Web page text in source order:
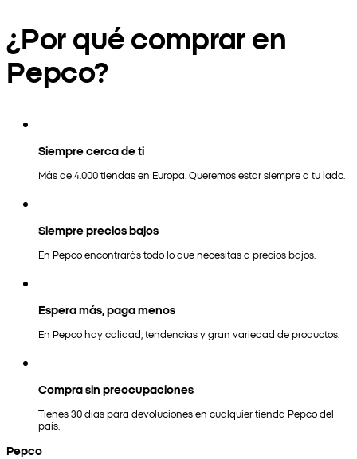
¿Por qué comprar en
Pepco?
Siempre cerca de ti
Más de 4.000 tiendas en Europa. Queremos estar siempre a tu lado.
Siempre precios bajos
En Pepco encontrarás todo lo que necesitas a precios bajos.
Espera más, paga menos
En Pepco hay calidad, tendencias y gran variedad de productos.
Compra sin preocupaciones
Tienes 30 días para devoluciones en cualquier tienda Pepco del
país.
Pepco